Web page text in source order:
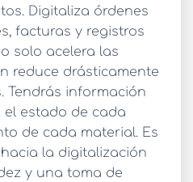
Digitaliza órdenes
facturas y registros
solo acelera las
reduce drásticamente
Tendrás información
el estado de cada
de cada material. Es
la digitalización
y una toma de